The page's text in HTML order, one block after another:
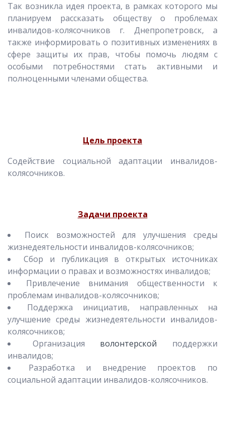
Так возникла идея проекта, в рамках которого мы
планируем рассказать обществу о проблемах
инвалидов-колясочников г. Днепропетровск, а
также информировать о позитивных изменениях в
сфере защиты их прав, чтобы помочь людям с
особыми потребностями стать активными и
полноценными членами общества.
Цель проекта
Содействие социальной адаптации инвалидов-
колясочников.
Задачи проекта
Поиск возможностей для улучшения среды
жизнедеятельности инвалидов-колясочников;
Сбор и публикация в открытых источниках
информации о правах и возможностях инвалидов;
Привлечение внимания общественности к
проблемам инвалидов-колясочников;
Поддержка инициатив, направленных на
улучшение среды жизнедеятельности инвалидов-
колясочников;
Организация волонтерской поддержки
инвалидов;
Разработка и внедрение проектов по
социальной адаптации инвалидов-колясочников.